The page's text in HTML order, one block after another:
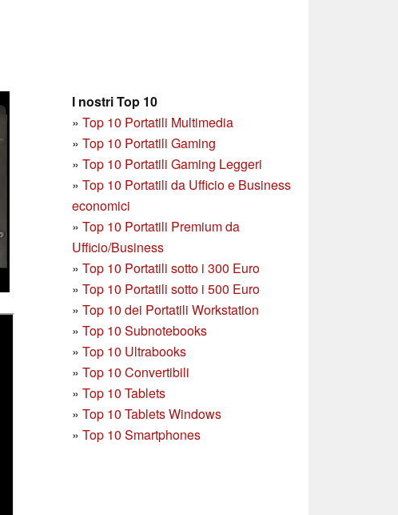
I nostri Top 10
» Top 10 Portatili Multimedia
» Top 10 Portatili Gaming
» Top 10 Portatili Gaming Leggeri
» Top 10 Portatili da Ufficio e Business
economici
» Top 10 Portatili Premium da
Ufficio/Business
» Top 10 Portatili sotto i 300 Euro
» Top 10 Portatili sotto i 500 Euro
» Top 10 dei Portatili Workstation
» Top 10 Subnotebooks
» Top 10 Ultrabooks
» Top 10 Convertibili
» Top 10 Tablets
» Top 10 Tablets Windows
» Top 10 Smartphones